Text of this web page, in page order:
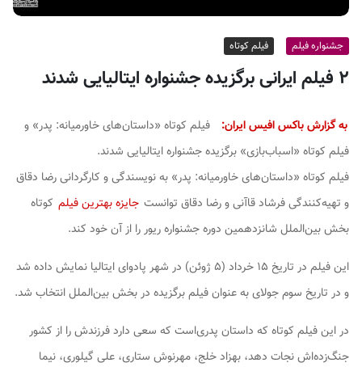
جشنواره فیلم فیلم کوتاه
۲ فیلم ایرانی برگزیده جشنواره ایتالیایی شدند
به گزارش باکس افیس ایران:
فیلم کوتاه «داستان‌های خاورمیانه: پدر» و
فیلم کوتاه «اسباب‌بازی» برگزیده جشنواره ایتالیایی شدند.
فیلم کوتاه «داستان‌های خاورمیانه: پدر» به نویسندگی و کارگردانی رضا دقاق
و تهیه‌کنندگی فرشاد قاآنی و رضا دقاق توانست جایزه بهترین فیلم کوتاه
بخش بین‌الملل شانزدهمین دوره جشنواره ریور را از آن خود کند.
این فیلم در تاریخ ۱۵ خرداد (۵ ژوئن) در شهر پادوای ایتالیا نمایش داده شد
و در تاریخ سوم جولای به عنوان فیلم برگزیده در بخش بین‌الملل انتخاب شد.
در این فیلم کوتاه که داستان پدری‌است که سعی دارد فرزندش را از کشور
جنگ‌زده‌اش نجات دهد، بهزاد خلج، مهرنوش ستاری، علی گیلوری، نیما